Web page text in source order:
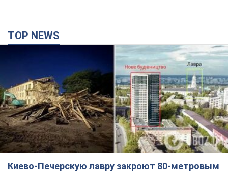
TOP NEWS
Киево-Печерскую лавру закроют 80-метровым